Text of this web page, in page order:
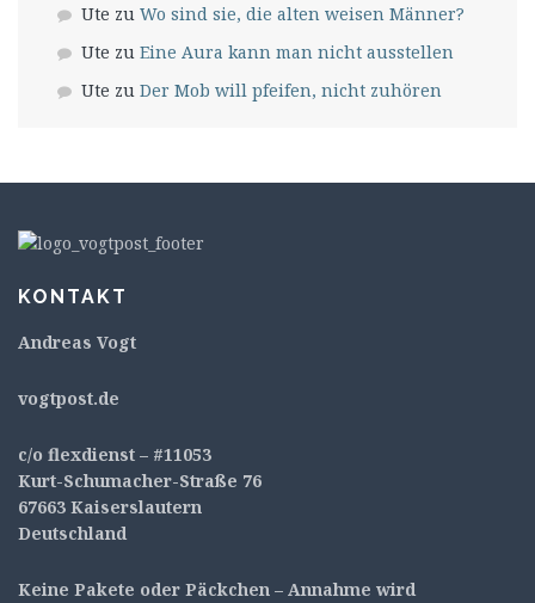
Ute zu Wo sind sie, die alten weisen Männer?
Ute zu Eine Aura kann man nicht ausstellen
Ute zu Der Mob will pfeifen, nicht zuhören
KONTAKT
Andreas Vogt
vogtpost.de
c/o flexdienst – #11053
Kurt-Schumacher-Straße 76
67663 Kaiserslautern
Deutschland
Keine Pakete oder Päckchen – Annahme wird